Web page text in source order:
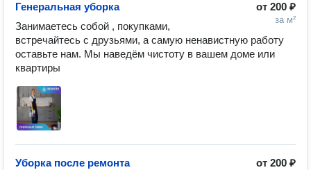
от 200 ₽
за м²
Генеральная уборка
Занимаетесь собой , покупками,
встречайтесь с друзьями, а самую ненавистную работу
оставьте нам. Мы наведём чистоту в вашем доме или
квартиры
от 200 ₽
Уборка после ремонта